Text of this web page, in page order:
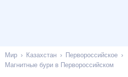
Мир Казахстан
Первороссийское
Магнитные бури в Первороссийском